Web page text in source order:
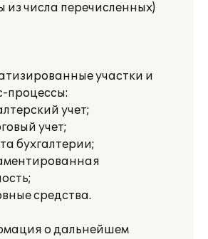
из числа перечисленных)
участки и
процессы:
учет;
учет;
бухгалтерии;
средства.
о дальнейшем